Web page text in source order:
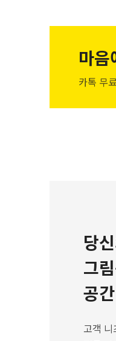
마음
카톡 무
당
그
공
고객